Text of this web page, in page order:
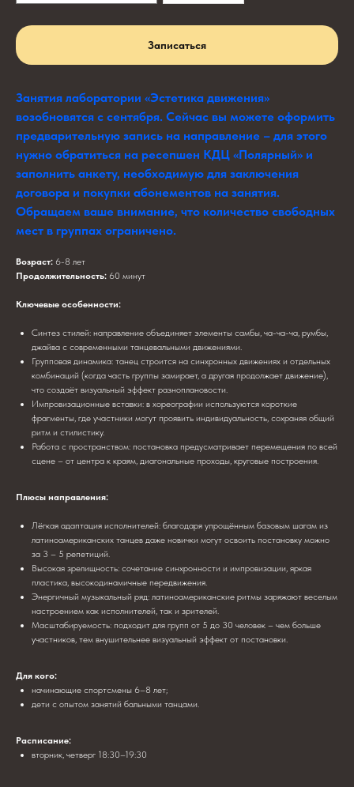
Записаться
Занятия лаборатории «Эстетика движения»
возобновятся с сентября. Сейчас вы можете оформить
предварительную запись на направление – для этого
нужно обратиться на ресепшен КДЦ «Полярный» и
заполнить анкету, необходимую для заключения
договора и покупки абонементов на занятия.
Обращаем ваше внимание, что количество свободных
мест в группах ограничено.
Возраст: 6-8 лет
Продолжительность: 60 минут
Ключевые особенности:
Синтез стилей: направление объединяет элементы самбы, ча-ча-ча, румбы,
джайва с современными танцевальными движениями.
Групповая динамика: танец строится на синхронных движениях и отдельных
комбинаций (когда часть группы замирает, а другая продолжает движение),
что создаёт визуальный эффект разноплановости.
Импровизационные вставки: в хореографии используются короткие
фрагменты, где участники могут проявить индивидуальность, сохраняя общий
ритм и стилистику.
Работа с пространством: постановка предусматривает перемещения по всей
сцене – от центра к краям, диагональные проходы, круговые построения.
Плюсы направления:
Лёгкая адаптация исполнителей: благодаря упрощённым базовым шагам из
латиноамериканских танцев даже новички могут освоить постановку можно
за 3 – 5 репетиций.
Высокая зрелищность: сочетание синхронности и импровизации, яркая
пластика, высокодинамичные передвижения.
Энергичный музыкальный ряд: латиноамериканские ритмы заряжают веселым
настроением как исполнителей, так и зрителей.
Масштабируемость: подходит для групп от 5 до 30 человек – чем больше
участников, тем внушительнее визуальный эффект от постановки.
Для кого:
начинающие спортсмены 6–8 лет;
дети с опытом занятий бальными танцами.
Расписание:
вторник, четверг 18:30–19:30